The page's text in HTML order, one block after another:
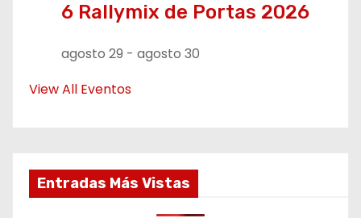
6 Rallymix de Portas 2026
agosto 29 - agosto 30
View All Eventos
Entradas Más Vistas